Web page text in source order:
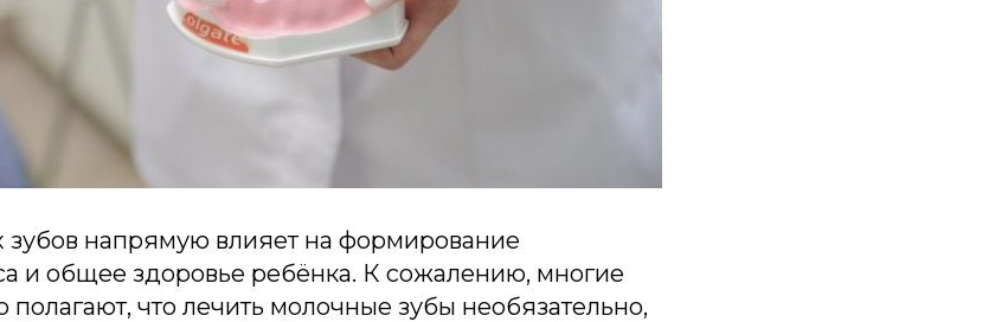
напрямую влияет на формирование
и общее здоровье ребёнка. К сожалению, многие
что лечить молочные зубы необязательно,